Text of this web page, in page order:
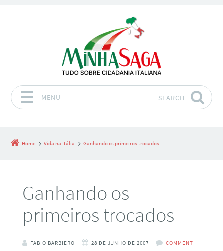
MENU SEARCH
Home Vida na Itália Ganhando os primeiros trocados
Ganhando os
primeiros trocados
FABIO BARBIERO 28 DE JUNHO DE 2007
COMMENT